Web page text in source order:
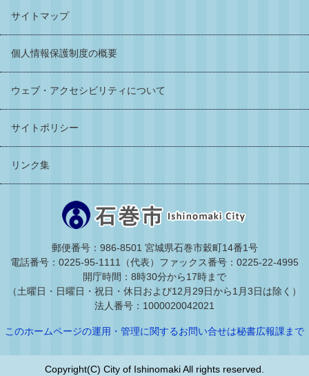
サイトマップ
個人情報保護制度の概要
ウェブ・アクセシビリティについて
サイトポリシー
リンク集
郵便番号：986-8501 宮城県石巻市穀町14番1号
電話番号：0225-95-1111（代表） ファックス番号：0225-22-4995
開庁時間：8時30分から17時まで
（土曜日・日曜日・祝日・休日および12月29日から1月3日は除く）
法人番号：1000020042021
このホームページの運用・管理に関するお問い合せは秘書広報課まで
Copyright(C) City of Ishinomaki All rights reserved.